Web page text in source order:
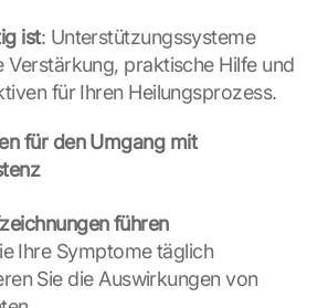
ist: Unterstützungssysteme
Verstärkung, praktische Hilfe und
für Ihren Heilungsprozess.
für den Umgang mit
führen
Ihre Symptome täglich
Sie die Auswirkungen von